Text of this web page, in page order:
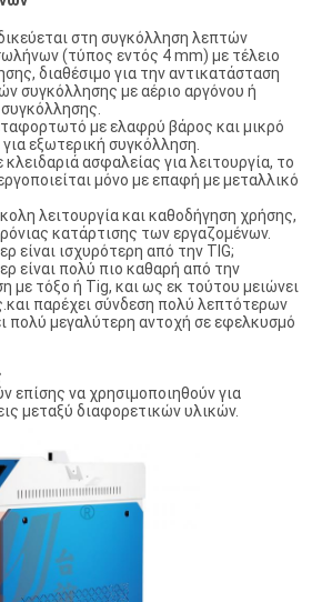
στη συγκόλληση λεπτών
(τύπος εντός 4 mm) με τέλειο
διαθέσιμο για την αντικατάσταση
συγκόλλησης με αέριο αργόνου ή
με ελαφρύ βάρος και μικρό
εξωτερική συγκόλληση.
ασφαλείας για λειτουργία, το
μόνο με επαφή με μεταλλικό
λειτουργία και καθοδήγηση χρήσης,
κατάρτισης των εργαζομένων.
είναι ισχυρότερη από την TIG;
είναι πολύ πιο καθαρή από την
με τόξο ή Tig, και ως εκ τούτου μειώνει
παρέχει σύνδεση πολύ λεπτότερων
πολύ μεγαλύτερη αντοχή σε εφελκυσμό
επίσης να χρησιμοποιηθούν για
μεταξύ διαφορετικών υλικών.